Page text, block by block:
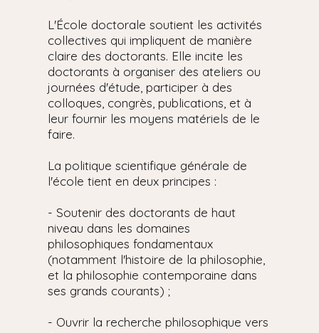
L'École doctorale soutient les activités
collectives qui impliquent de manière
claire des doctorants. Elle incite les
doctorants à organiser des ateliers ou
journées d'étude, participer à des
colloques, congrès, publications, et à
leur fournir les moyens matériels de le
faire.
La politique scientifique générale de
l'école tient en deux principes :
- Soutenir des doctorants de haut
niveau dans les domaines
philosophiques fondamentaux
(notamment l'histoire de la philosophie,
et la philosophie contemporaine dans
ses grands courants) ;
- Ouvrir la recherche philosophique vers